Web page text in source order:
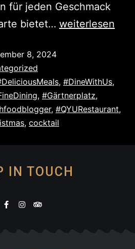
für jeden Geschmack
bietet… weiterlesen
8, 2024
, #DineWithUs,
, #Gärtnerplatz,
, #QYURestaurant,
, cocktail
IN TOUCH